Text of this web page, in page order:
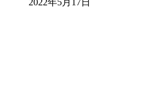
2022年5月17日